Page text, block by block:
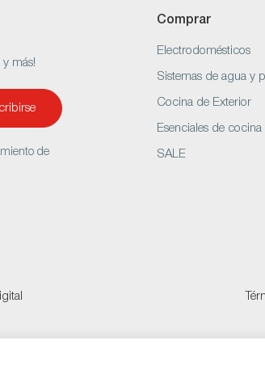
y más!
de
Comprar
Electrodomésticos
Sistemas de agua y
Cocina de Exterior
Esenciales de cocina
SALE